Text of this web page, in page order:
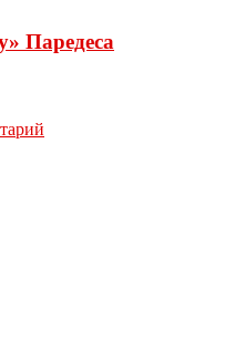
Паредеса